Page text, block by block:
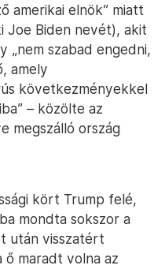
amerikai elnök” miatt
Biden nevét), akit
„nem szabad engedni,
amely
következményekkel
– közölte az
megszálló ország
kört Trump felé,
mondta sokszor a
után visszatért
ő maradt volna az